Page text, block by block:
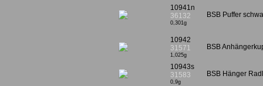
10941n
36132
0,301g
BSB Puffer
10942
31571
1,025g
BSB
10943s
31583
0,9g
BSB Hänger